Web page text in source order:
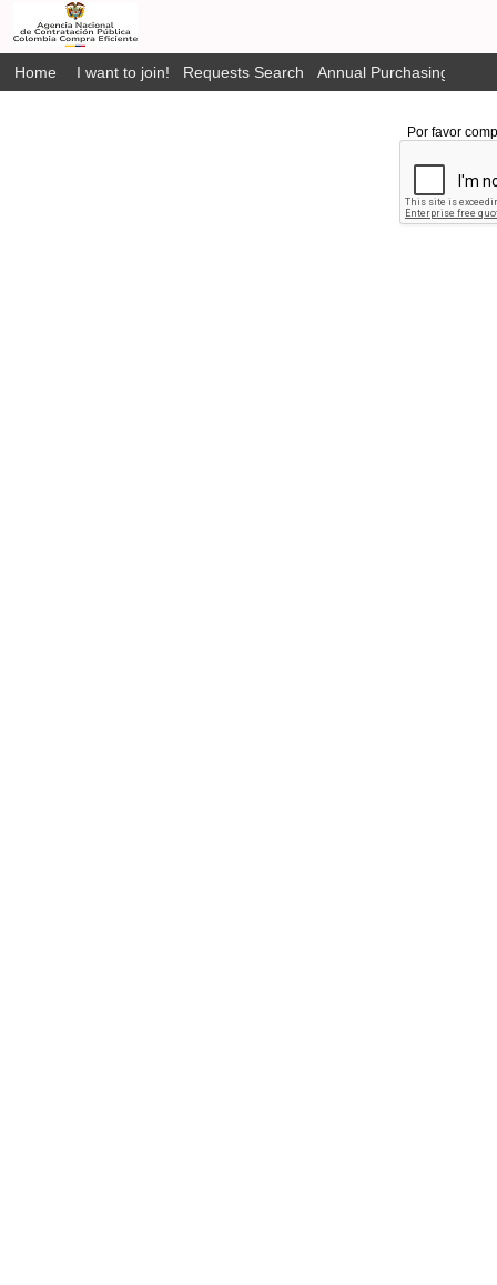
Home I want to join! Requests Search Annual Purchasing Plan
Por favor